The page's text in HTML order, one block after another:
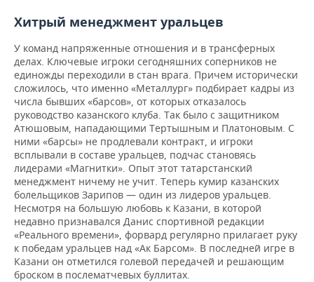
Хитрый менеджмент уральцев
У команд напряженные отношения и в трансферных
делах. Ключевые игроки сегодняшних соперников не
единожды переходили в стан врага. Причем исторически
сложилось, что именно «Металлург» подбирает кадры из
числа бывших «барсов», от которых отказалось
руководство казанского клуба. Так было с защитником
Атюшовым, нападающими Тертышным и Платоновым. С
ними «барсы» не продлевали контракт, и игроки
всплывали в составе уральцев, подчас становясь
лидерами «Магнитки». Опыт этот татарстанский
менеджмент ничему не учит. Теперь кумир казанских
болельщиков Зарипов — один из лидеров уральцев.
Несмотря на большую любовь к Казани, в которой
недавно признавался Данис спортивной редакции
«Реального времени», форвард регулярно прилагает руку
к победам уральцев над «Ак Барсом». В последней игре в
Казани он отметился голевой передачей и решающим
броском в послематчевых буллитах.